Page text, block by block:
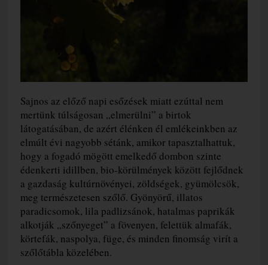
Sajnos az előző napi esőzések miatt ezúttal nem
mertünk túlságosan „elmerülni” a birtok
látogatásában, de azért élénken él emlékeinkben az
elmúlt évi nagyobb sétánk, amikor tapasztalhattuk,
hogy a fogadó mögött emelkedő dombon szinte
édenkerti idillben, bio-körülmények között fejlődnek
a gazdaság kultúrnövényei, zöldségek, gyümölcsök,
meg természetesen szőlő. Gyönyörű, illatos
paradicsomok, lila padlizsánok, hatalmas paprikák
alkotják „szőnyeget” a fövenyen, felettük almafák,
körtefák, naspolya, füge, és minden finomság virít a
szőlőtábla közelében.